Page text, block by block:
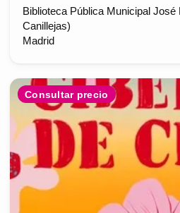
Biblioteca Pública Municipal José
Canillejas)
Madrid
Consultar precio